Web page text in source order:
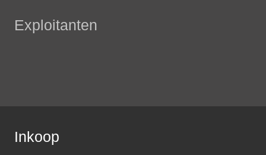
Exploitanten
Inkoop